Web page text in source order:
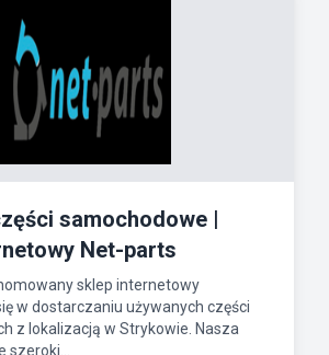
samochodowe |
Net-parts
sklep internetowy
w dostarczaniu używanych części
z lokalizacją w Strykowie. Nasza